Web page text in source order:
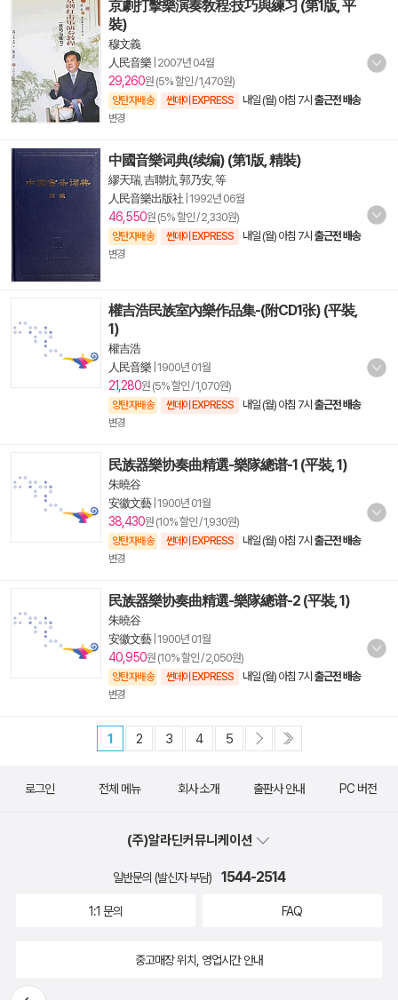
京劇打擊樂演奏敎程:技巧與練习 (第1版, 平
裝)
穆文義
人民音樂 2007년 04월
29,260원 (5% 할인 / 1,470원)
양탄자배송 썬데이 EXPRESS 내일 (월) 아침 7시 출근전 배송
변경
中國音樂词典(续编) (第1版, 精裝)
繆天瑞, 吉聯抗, 郭乃安, 等
人民音樂出版社 1992년 06월
46,550원 (5% 할인 / 2,330원)
양탄자배송 썬데이 EXPRESS 내일 (월) 아침 7시 출근전 배송
변경
權吉浩民族室內樂作品集-(附CD1张) (平裝,
1)
權吉浩
人民音樂 1900년 01월
21,280원 (5% 할인 / 1,070원)
양탄자배송 썬데이 EXPRESS 내일 (월) 아침 7시 출근전 배송
변경
民族器樂协奏曲精選-樂隊總谱-1 (平裝, 1)
朱曉谷
安徽文藝| 1900년 01월
38,430원 (10% 할인 / 1,930원)
양탄자배송 썬데이 EXPRESS 내일 (월) 아침 7시 출근전 배송
변경
民族器樂协奏曲精選-樂隊總谱-2 (平裝, 1)
朱曉谷
安徽文藝| 1900년 01월
40,950원 (10% 할인 / 2,050원)
양탄자배송 썬데이 EXPRESS 내일 (월) 아침 7시 출근전 배송
변경
1 2 3 4 5
뒤로가
로그인 전체 메뉴 회사 소개 출판사 안내 PC 버전
(주)알라딘커뮤니케이션
일반문의 (발신자 부담) 1544-2514
1:1 문의 FAQ
중고매장 위치, 영업시간 안내